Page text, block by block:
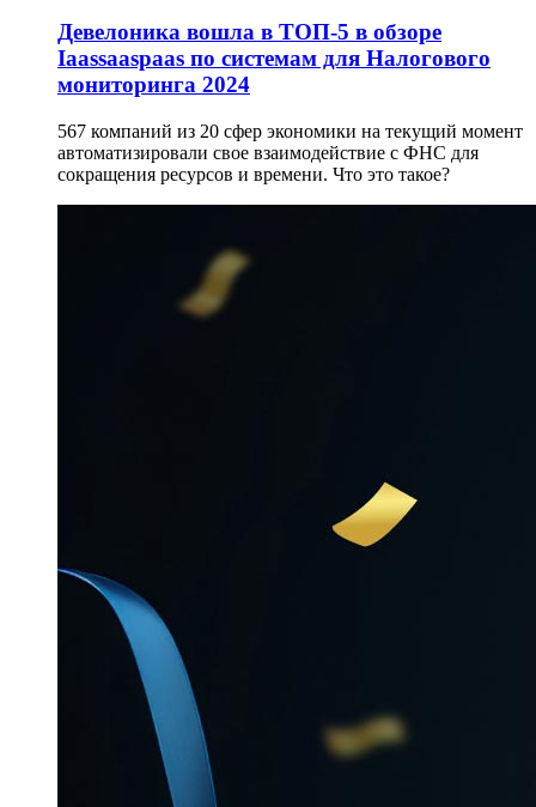
Девелоника вошла в ТОП-5 в обзоре
Iaassaaspaas по системам для Налогового
мониторинга 2024
567 компаний из 20 сфер экономики на текущий момент
автоматизировали свое взаимодействие с ФНС для
сокращения ресурсов и времени. Что это такое?